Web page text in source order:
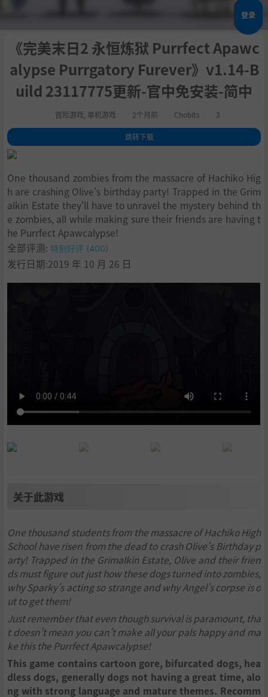
登录
《完美末日2 永恒炼狱 Purrfect Apawc
alypse Purrgatory Furever》v1.14-B
uild 23117775更新-官中免安装-简中
冒险游戏 单机游戏 2个月前 Chobits 3
跳转下载
1
3 .支持作者
4. 设置中文
5 .学习
One thousand zombies from the massacre of Hachiko Hig
h are crashing Olive's birthday party! Trapped in the Grim
alkin Estate they'll have to unravel the mystery behind th
e zombies, all while making sure their friends are having t
he Purrfect Apawcalypse!
全部评测: 特别好评 (400)
发行日期:2019 年 10 月 26 日
关于此游戏
One thousand students from the massacre of Hachiko High
School have risen from the dead to crash Olive's Birthday p
arty! Trapped in the Grimalkin Estate, Olive and their frien
ds must figure out just how these dogs turned into zombies,
why Sparky's acting so strange and why Angel's corpse is o
ut to get them!
Just remember that even though survival is paramount, tha
t doesn't mean you can't make all your pals happy and ma
ke this the Purrfect Apawcalypse!
This game contains cartoon gore, bifurcated dogs, hea
dless dogs, generally dogs not having a great time, alo
ng with strong language and mature themes. Recomm